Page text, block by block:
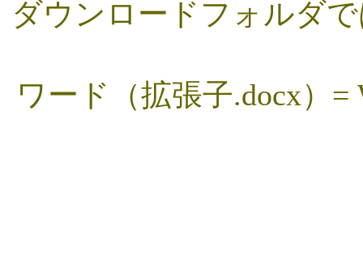
ダウンロードフォルダ
ワード（拡張子.docx）=